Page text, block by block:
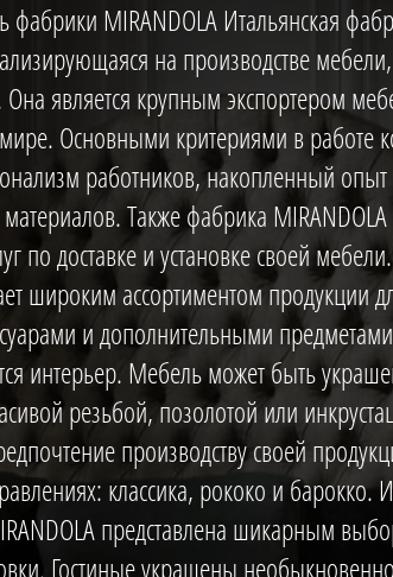
фабрики MIRANDOLA Итальянская
на производстве
Она является крупным экспортером
Основными критериями в работе
работников, накопленный
Также фабрика MIRANDOLA
по доставке и установке своей
широким ассортиментом продукции
и дополнительными
интерьер. Мебель может быть
резьбой, позолотой или
производству своей
классика, рококо и барокко.
представлена шикарным
Гостиные украшены